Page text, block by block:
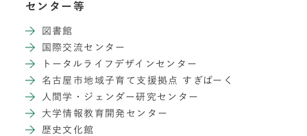
センター等
図書館
国際交流センター
トータルライフデザインセンター
名古屋市地域子育て支援拠点 すぎぱーく
人間学・ジェンダー研究センター
大学情報教育開発センター
歴史文化館